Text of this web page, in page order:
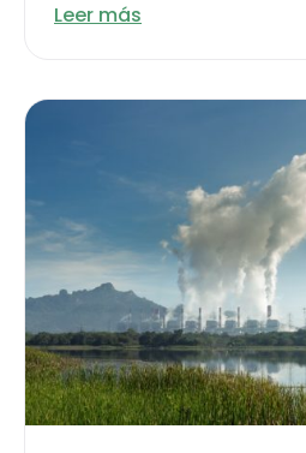
Leer más